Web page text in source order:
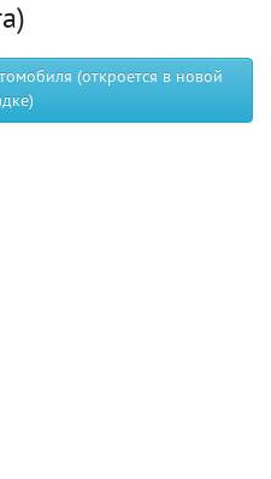
(откроется в новой